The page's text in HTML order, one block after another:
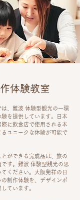
体験教室
、難波 体験型観光の一環
を提供しています。日本
に飲食店で使用される本
ユニークな体験が可能で
ができる完成品は、旅の
す。難波 体験型観光の思
ください。大阪発祥の日
制作体験を、デザインポ
ています。